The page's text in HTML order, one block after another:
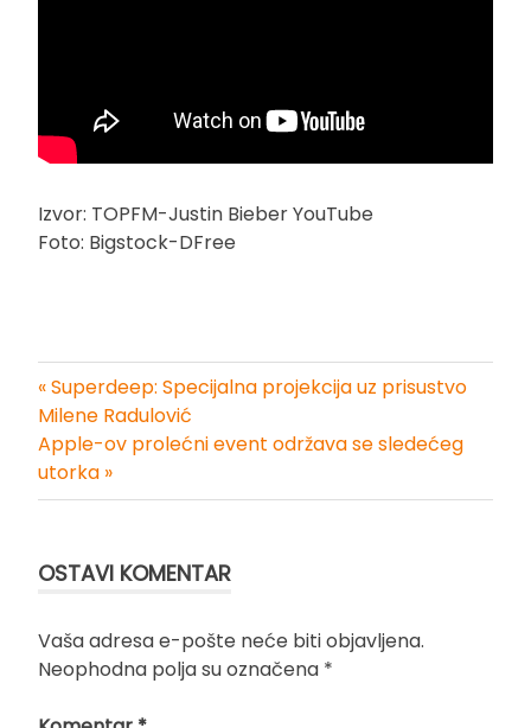
Izvor: TOPFM-Justin Bieber YouTube
Foto: Bigstock-DFree
Kretanje
članka
« Superdeep: Specijalna projekcija uz prisustvo
Milene Radulović
Apple-ov prolećni event održava se sledećeg
utorka »
OSTAVI KOMENTAR
Vaša adresa e-pošte neće biti objavljena.
Neophodna polja su označena *